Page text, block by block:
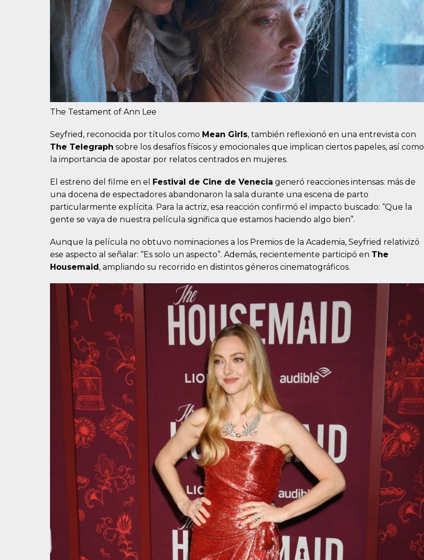
The Testament of Ann Lee
Seyfried, reconocida por títulos como Mean Girls, también reflexionó en una entrevista con
The Telegraph sobre los desafíos físicos y emocionales que implican ciertos papeles, así como
la importancia de apostar por relatos centrados en mujeres.
El estreno del filme en el Festival de Cine de Venecia generó reacciones intensas: más de
una docena de espectadores abandonaron la sala durante una escena de parto
particularmente explícita. Para la actriz, esa reacción confirmó el impacto buscado: “Que la
gente se vaya de nuestra película significa que estamos haciendo algo bien”.
Aunque la película no obtuvo nominaciones a los Premios de la Academia, Seyfried relativizó
ese aspecto al señalar: “Es solo un aspecto”. Además, recientemente participó en The
Housemaid, ampliando su recorrido en distintos géneros cinematográficos.